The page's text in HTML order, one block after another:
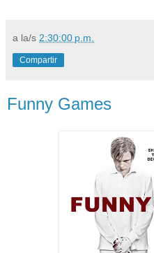
a la/s 2:30:00 p.m.
Compartir
Funny Games